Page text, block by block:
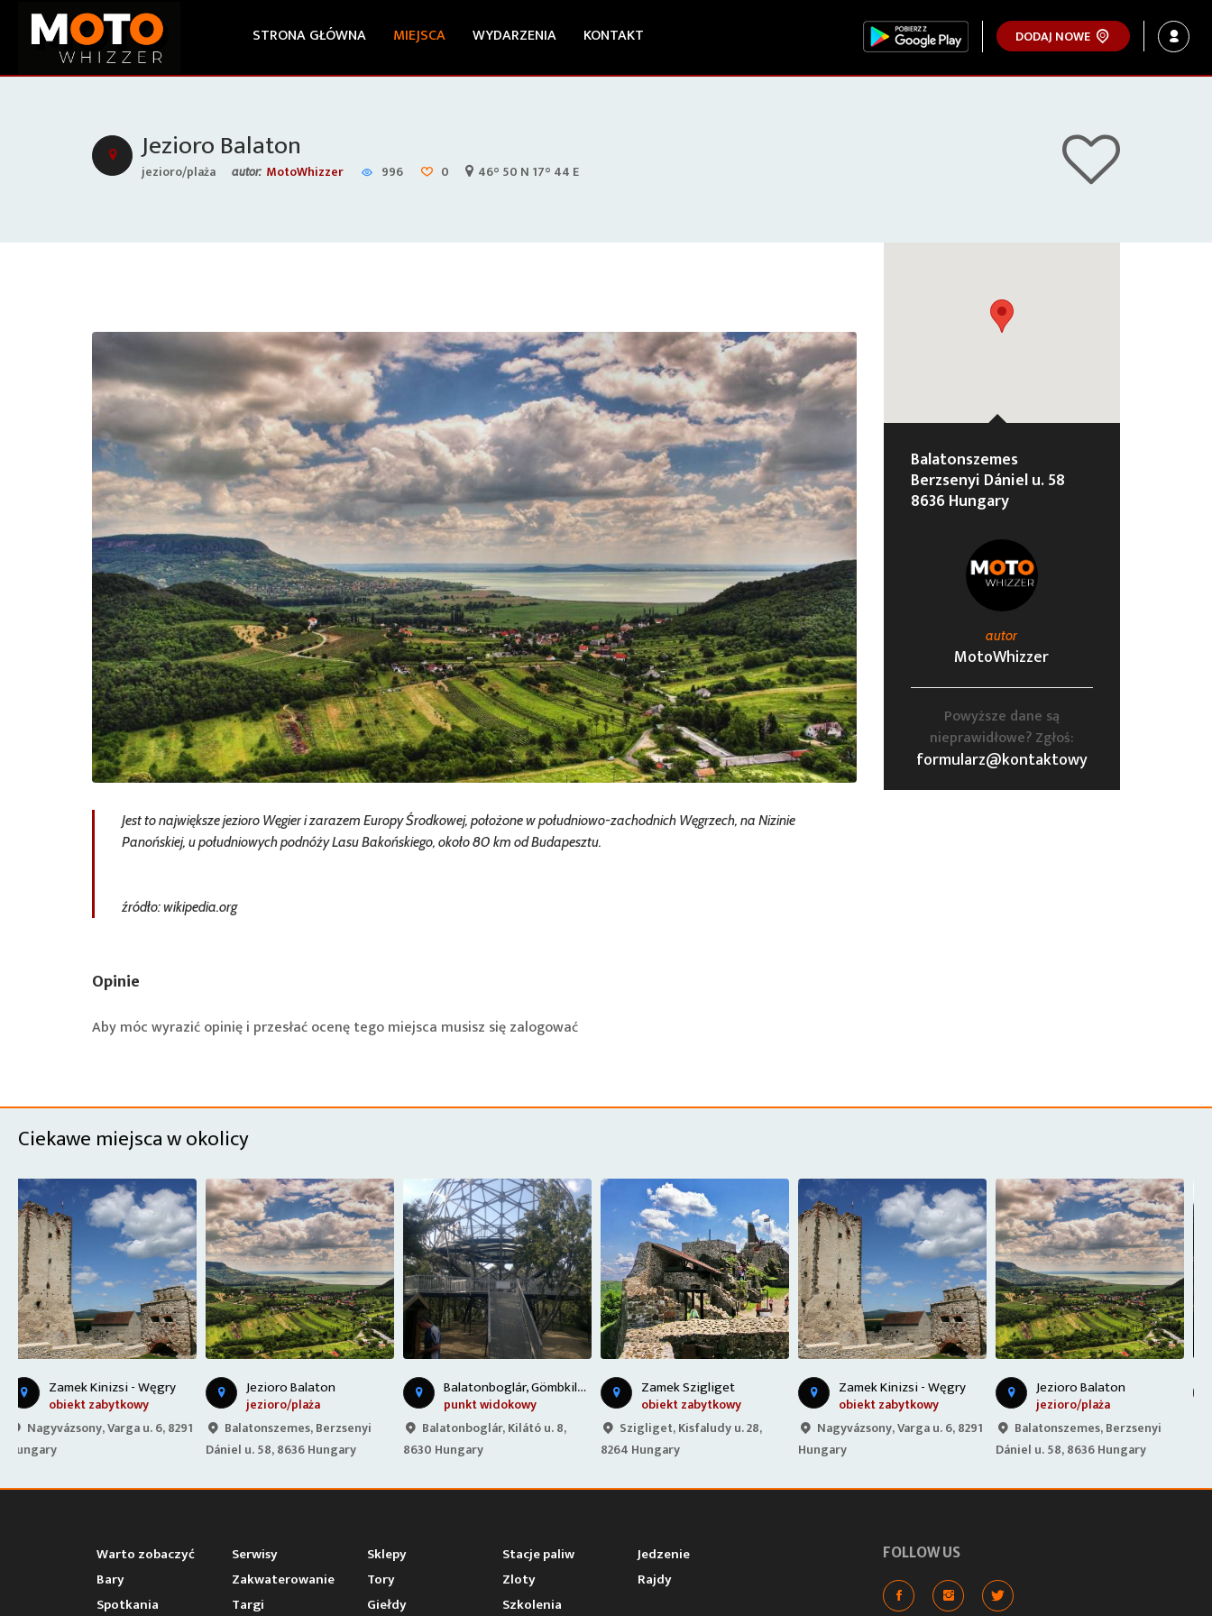
STRONA GŁÓWNA MIEJSCA WYDARZENIA KONTAKT DODAJ NOWE
Jezioro Balaton
jezioro/plaża autor: MotoWhizzer 996 0 46° 50 N 17° 44 E
Jest to największe jezioro Węgier i zarazem Europy Środkowej, położone w południowo-zachodnich Węgrzech, na Nizinie
Panońskiej, u południowych podnóży Lasu Bakońskiego, około 80 km od Budapesztu.
źródło: wikipedia.org
Opinie
Aby móc wyrazić opinię i przesłać ocenę tego miejsca musisz sięzalogować
Balatonszemes
Berzsenyi Dániel u. 58
8636 Hungary
autor
MotoWhizzer
Powyższe dane są
nieprawidłowe? Zgłoś:
formularz@kontaktowy
Ciekawe miejsca w okolicy
Jezioro Balaton
jezioro/plaża
Balatonszemes, Berzsenyi
Dániel u. 58, 8636 Hungary
punkt widokowy
Balatonboglár, Kilátó u. 8,
8630 Hungary
Zamek Szigliget
obiekt zabytkowy
Szigliget, Kisfaludy u. 28,
8264 Hungary
Zamek Kinizsi - Węgry
obiekt zabytkowy
Nagyvázsony, Varga u. 6, 8291
Hungary
Jezioro Balaton
jezioro/plaża
Balatonszemes, Berzsenyi
Dániel u. 58, 8636 Hungary
punkt widokowy
Balatonboglár, Kilátó u. 8,
8630 Hungary
Warto zobaczyć Serwisy Sklepy Stacje paliw
Jedzenie
Bary
Zakwaterowanie Tory Zloty
Rajdy
Spotkania
Targi Giełdy Szkolenia
FOLLOW US